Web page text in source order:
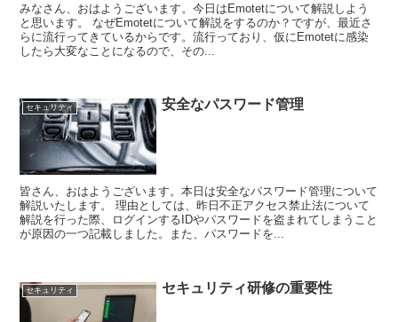
みなさん、おはようございます。今日はEmotetについて解説しよう
と思います。 なぜEmotetについて解説をするのか？ですが、最近さ
らに流行ってきているからです。流行っており、仮にEmotetに感染
したら大変なことになるので、その...
セキュリティ 安全なパスワード管理
皆さん、おはようございます。本日は安全なパスワード管理について
解説いたします。 理由としては、昨日不正アクセス禁止法について
解説を行った際、ログインするIDやパスワードを盗まれてしまうこと
が原因の一つ記載しました。また、パスワードを...
セキュリティ セキュリティ研修の重要性